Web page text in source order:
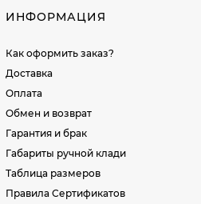
ИНФОРМАЦИЯ
Как оформить заказ?
Доставка
Оплата
Обмен и возврат
Гарантия и брак
Габариты ручной клади
Таблица размеров
Правила Сертификатов